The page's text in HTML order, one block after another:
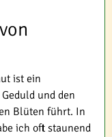
ist ein
und den
Blüten führt. In
ich oft staunend